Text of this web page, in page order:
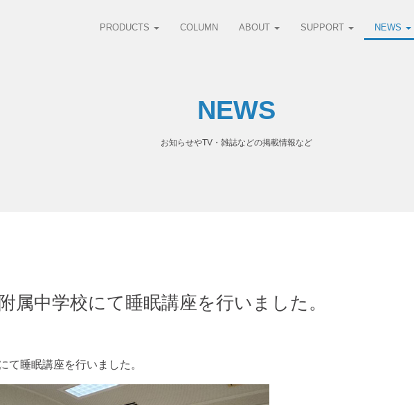
PRODUCTS COLUMN ABOUT SUPPORT NEWS
NEWS
お知らせやTV・雑誌などの掲載情報など
属中学校にて睡眠講座を行いました。
て睡眠講座を行いました。